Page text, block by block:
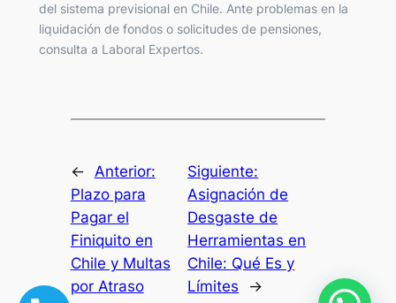
del sistema previsional en Chile. Ante problemas en la
liquidación de fondos o solicitudes de pensiones,
consulta a Laboral Expertos.
← Anterior:
Plazo para
Pagar el
Finiquito en
Chile y Multas
por Atraso
Siguiente:
Asignación de
Desgaste de
Herramientas en
Chile: Qué Es y
Límites
→